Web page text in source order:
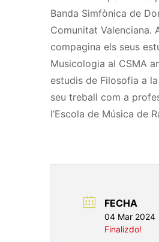
Banda Simfònica de
Comunitat Valenciana.
compagina els seus
Musicologia al CSMA
estudis de Filosofia a
seu treball com a
l’Escola de Música de
FECHA
04 Mar 2024
Finalizdo!